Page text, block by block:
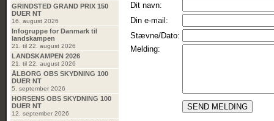
GRINDSTED GRAND PRIX 150
DUER NT
16. august 2026
Infogruppe for Danmark til
landskampen
21. til 22. august 2026
LANDSKAMPEN 2026
21. til 22. august 2026
ÅLBORG OBS SKYDNING 100
DUER NT
5. september 2026
HORSENS OBS SKYDNING 100
DUER NT
12. september 2026
Dit navn:
Din e-mail:
Stævne/Dato:
Melding: